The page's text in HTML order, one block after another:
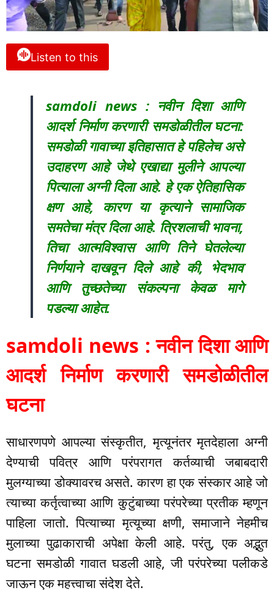
Listen to this
samdoli news : नवीन दिशा आणि
आदर्श निर्माण करणारी समडोळीतील घटना:
समडोळी गावाच्या इतिहासात हे पहिलेच असे
उदाहरण आहे जेथे एखाद्या मुलीने आपल्या
पित्याला अग्नी दिला आहे. हे एक ऐतिहासिक
क्षण आहे, कारण या कृत्याने सामाजिक
समतेचा मंत्र दिला आहे. त्रिशलाची भावना,
तिचा आत्मविश्वास आणि तिने घेतलेल्या
निर्णयाने दाखवून दिले आहे की, भेदभाव
आणि तुच्छतेच्या संकल्पना केवळ मागे
पडल्या आहेत.
samdoli news : नवीन दिशा आणि
आदर्श निर्माण करणारी समडोळीतील
घटना
साधारणपणे आपल्या संस्कृतीत, मृत्यूनंतर मृतदेहाला अग्नी
देण्याची पवित्र आणि परंपरागत कर्तव्याची जबाबदारी
मुलग्याच्या डोक्यावरच असते. कारण हा एक संस्कार आहे जो
त्याच्या कर्तृत्वाच्या आणि कुटुंबाच्या परंपरेच्या प्रतीक म्हणून
पाहिला जातो. पित्याच्या मृत्यूच्या क्षणी, समाजाने नेहमीच
मुलाच्या पुढाकाराची अपेक्षा केली आहे. परंतु, एक अद्भुत
घटना समडोळी गावात घडली आहे, जी परंपरेच्या पलीकडे
जाऊन एक महत्त्वाचा संदेश देते.